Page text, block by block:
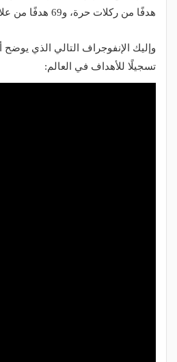
هدفًا من ركلات حرة، و69 هدفًا من علامة الجزاء.
تسجيلًا للأهداف في العالم: